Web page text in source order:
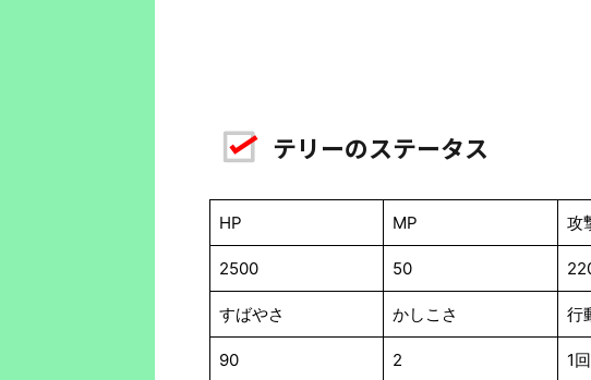
テリーのステータス
HP MP 攻
2500 50
すばやさ かしこさ 行
90 2 1回